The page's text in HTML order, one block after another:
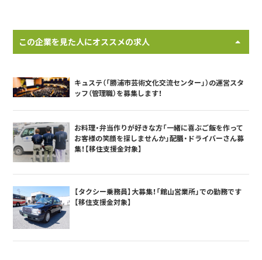
この企業を見た人にオススメの求人
キュステ（「勝浦市芸術文化交流センター」）の運営スタ
ッフ（管理職）を募集します！
お料理・弁当作りが好きな方「一緒に喜ぶご飯を作って
お客様の笑顔を探しませんか」配膳・ドライバーさん募
集！【移住支援金対象】
【タクシー乗務員】大募集！「館山営業所」での勤務です
【移住支援金対象】